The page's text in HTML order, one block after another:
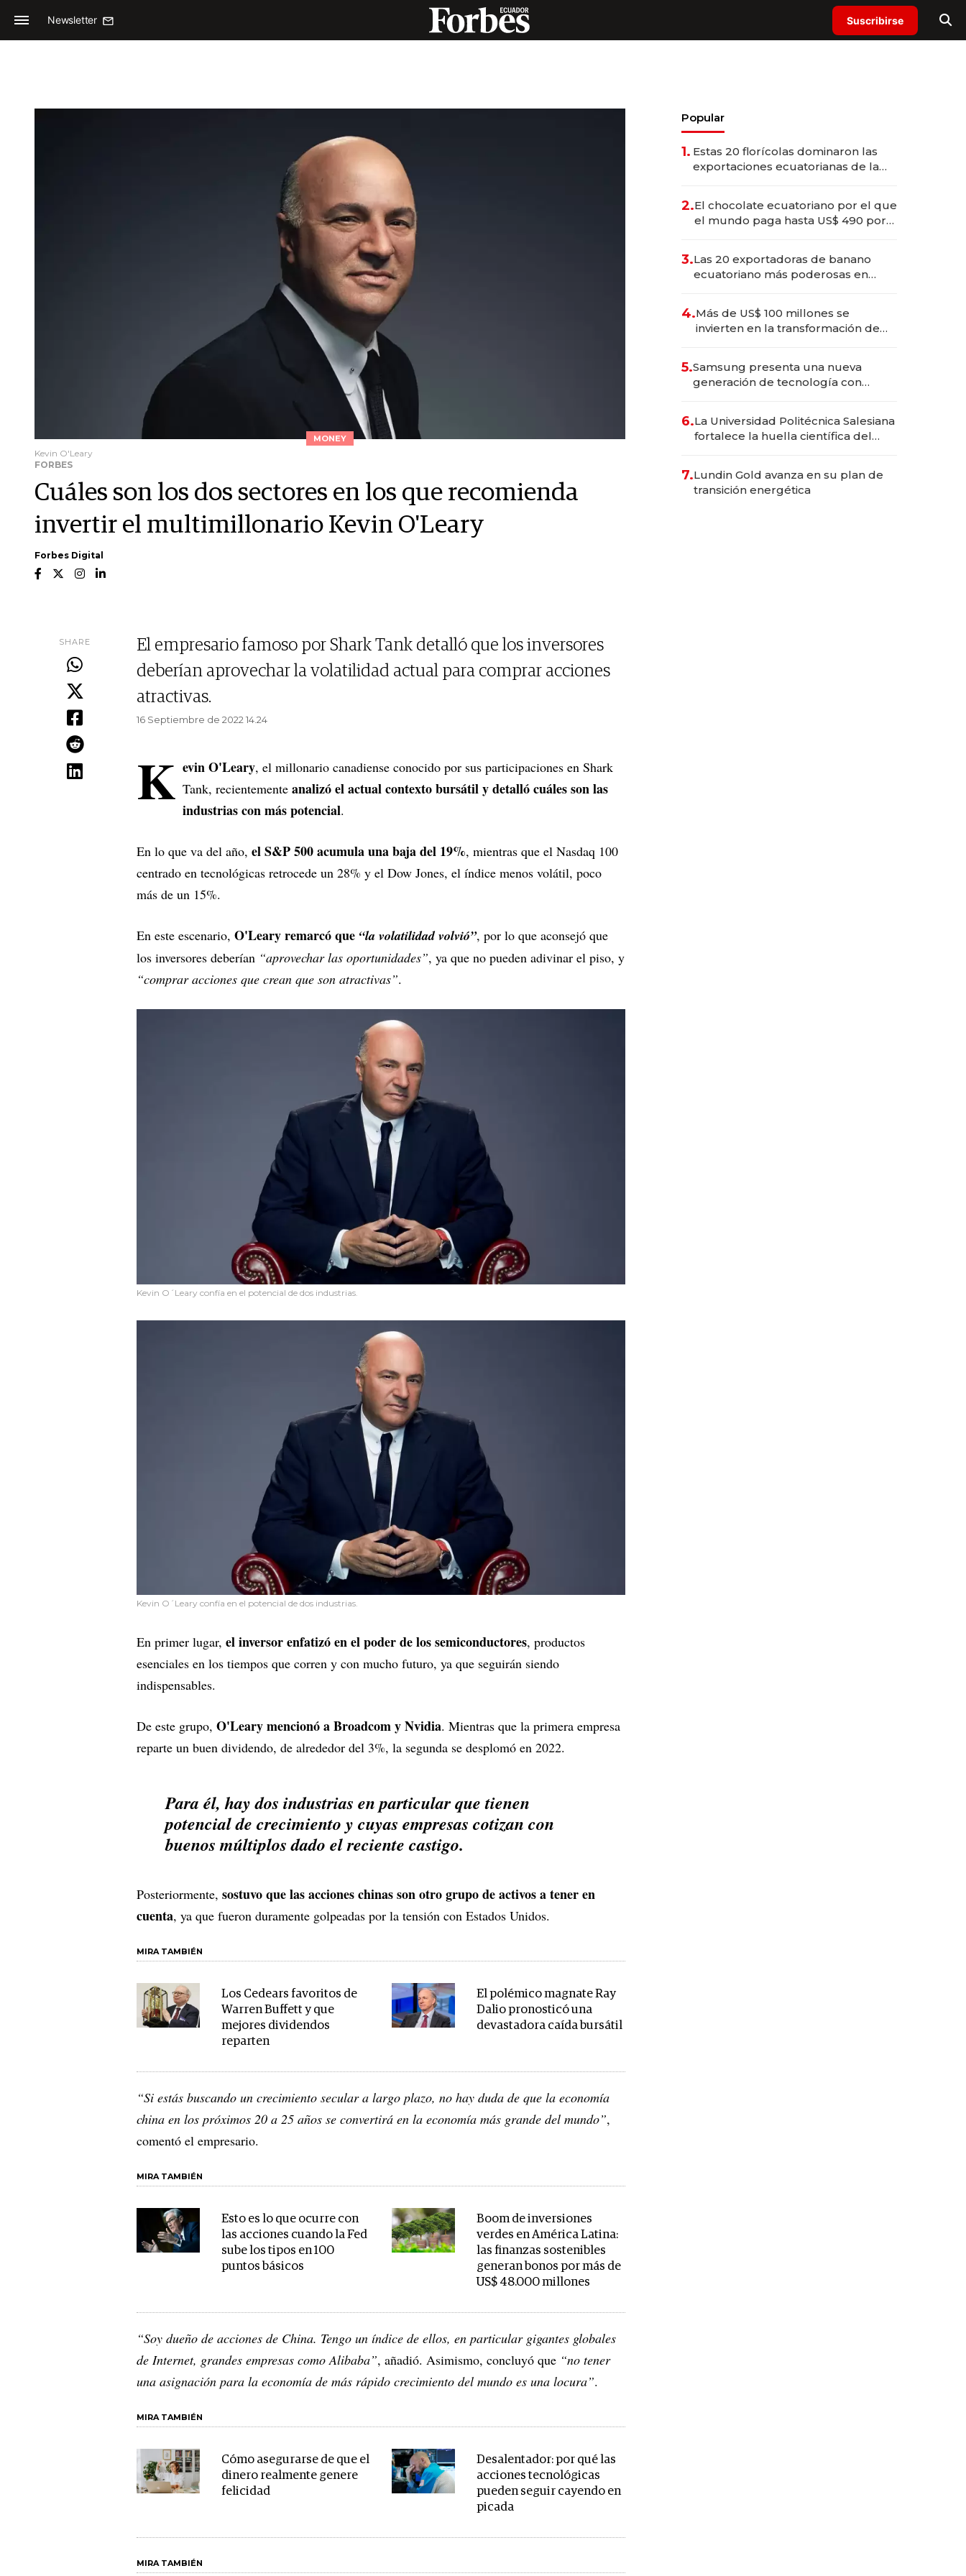
Newsletter Suscribirse
MONEY
Kevin O'Leary
FORBES
Cuáles son los dos sectores en los que recomienda
invertir el multimillonario Kevin O'Leary
Forbes Digital
SHARE
El empresario famoso por Shark Tank detalló que los inversores
deberían aprovechar la volatilidad actual para comprar acciones
atractivas.
16 Septiembre de 2022 14.24
K evin O'Leary, el millonario canadiense conocido por sus participaciones en Shark
Tank, recientemente analizó el actual contexto bursátil y detalló cuáles son las
industrias con más potencial.
En lo que va del año, el S&P 500 acumula una baja del 19%, mientras que el Nasdaq 100
centrado en tecnológicas retrocede un 28% y el Dow Jones, el índice menos volátil, poco
más de un 15%.
En este escenario, O'Leary remarcó que “la volatilidad volvió”, por lo que aconsejó que
los inversores deberían “aprovechar las oportunidades”, ya que no pueden adivinar el piso, y
“comprar acciones que crean que son atractivas”.
Kevin O´Leary confía en el potencial de dos industrias.
Kevin O´Leary confía en el potencial de dos industrias.
En primer lugar, el inversor enfatizó en el poder de los semiconductores, productos
esenciales en los tiempos que corren y con mucho futuro, ya que seguirán siendo
indispensables.
De este grupo, O'Leary mencionó a Broadcom y Nvidia. Mientras que la primera empresa
reparte un buen dividendo, de alrededor del 3%, la segunda se desplomó en 2022.
Para él, hay dos industrias en particular que tienen
potencial de crecimiento y cuyas empresas cotizan con
buenos múltiplos dado el reciente castigo.
Posteriormente, sostuvo que las acciones chinas son otro grupo de activos a tener en
cuenta, ya que fueron duramente golpeadas por la tensión con Estados Unidos.
MIRA TAMBIÉN
Los Cedears favoritos de
Warren Buffett y que
mejores dividendos
reparten
El polémico magnate Ray
Dalio pronosticó una
devastadora caída bursátil
“Si estás buscando un crecimiento secular a largo plazo, no hay duda de que la economía
china en los próximos 20 a 25 años se convertirá en la economía más grande del mundo”,
comentó el empresario.
MIRA TAMBIÉN
Esto es lo que ocurre con
las acciones cuando la Fed
sube los tipos en 100
puntos básicos
Boom de inversiones
verdes en América Latina:
las finanzas sostenibles
generan bonos por más de
US$ 48.000 millones
“Soy dueño de acciones de China. Tengo un índice de ellos, en particular gigantes globales
de Internet, grandes empresas como Alibaba”, añadió. Asimismo, concluyó que “no tener
una asignación para la economía de más rápido crecimiento del mundo es una locura”.
MIRA TAMBIÉN
Cómo asegurarse de que el
dinero realmente genere
felicidad
Desalentador: por qué las
acciones tecnológicas
pueden seguir cayendo en
picada
MIRA TAMBIÉN
Popular
1. Estas 20 florícolas dominaron las
exportaciones ecuatorianas de la
2.El chocolate ecuatoriano por el que
el mundo paga hasta US$ 490 por
3.Las 20 exportadoras de banano
ecuatoriano más poderosas en
4.Más de US$ 100 millones se
invierten en la transformación de
5.Samsung presenta una nueva
generación de tecnología con
6.La Universidad Politécnica Salesiana
fortalece la huella científica del
7.Lundin Gold avanza en su plan de
transición energética